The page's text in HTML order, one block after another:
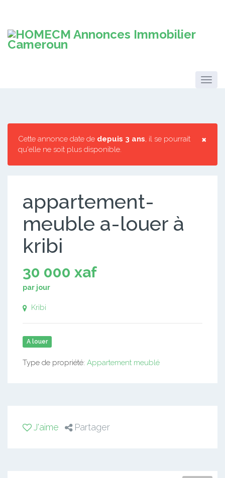
×
Cette annonce date de depuis 3 ans, il se pourrait
qu'elle ne soit plus disponible.
appartement-
meuble a-louer à
kribi
30 000 xaf
par jour
Kribi
A louer
Type de propriété: Appartement meublé
J'aime Partager